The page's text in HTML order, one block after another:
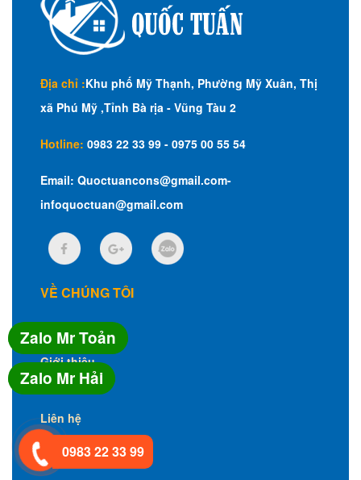
Địa chỉ :Khu phố Mỹ Thạnh, Phường Mỹ Xuân, Thị
xã Phú Mỹ ,Tỉnh Bà rịa - Vũng Tàu 2
Hotline: 0983 22 33 99 - 0975 00 55 54
Email: Quoctuancons@gmail.com-
infoquoctuan@gmail.com
VỀ CHÚNG TÔI
Trang chủ
Giới thiệu
Liên hệ
SẢN PHẨM
Zalo Mr Hải
Zalo Mr Toản
0983 22 33 99